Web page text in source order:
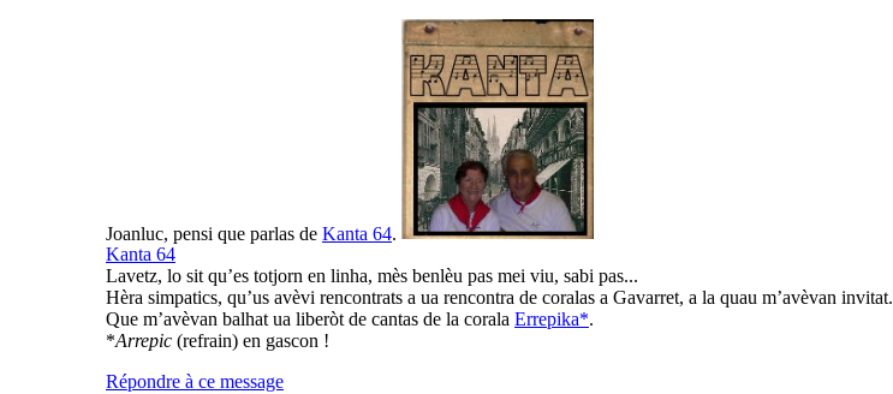
Joanluc, pensi que parlas de Kanta 64
Kanta 64
Lavetz, lo sit qu’es totjorn en linha, mès benlèu pas mei viu, sabi pas...
Hèra simpatics, qu’us avèvi rencontrats a ua rencontra de coralas a Gavarret, a la quau m’avèvan invitat.
Que m’avèvan balhat ua liberòt de cantas de la corala Errepika*.
*Arrepic (refrain) en gascon !
Répondre à ce message